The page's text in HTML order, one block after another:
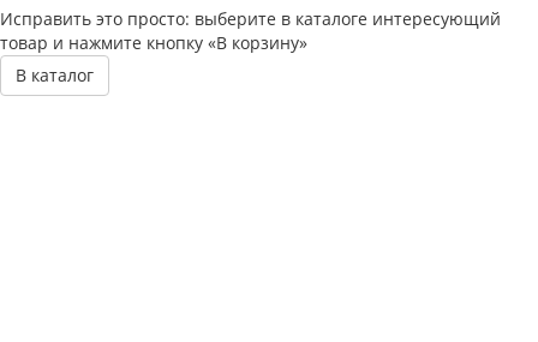
Исправить это просто: выберите в каталоге интересующий
товар и нажмите кнопку «В корзину»
В каталог